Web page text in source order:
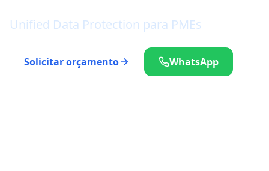
Unified Data Protection para PMEs
Solicitar orçamento WhatsApp